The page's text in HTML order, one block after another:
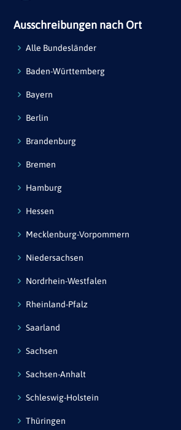
Ausschreibungen nach Ort
Alle Bundesländer
Baden-Württemberg
Bayern
Berlin
Brandenburg
Bremen
Hamburg
Hessen
Mecklenburg-Vorpommern
Niedersachsen
Nordrhein-Westfalen
Rheinland-Pfalz
Saarland
Sachsen
Sachsen-Anhalt
Schleswig-Holstein
Thüringen